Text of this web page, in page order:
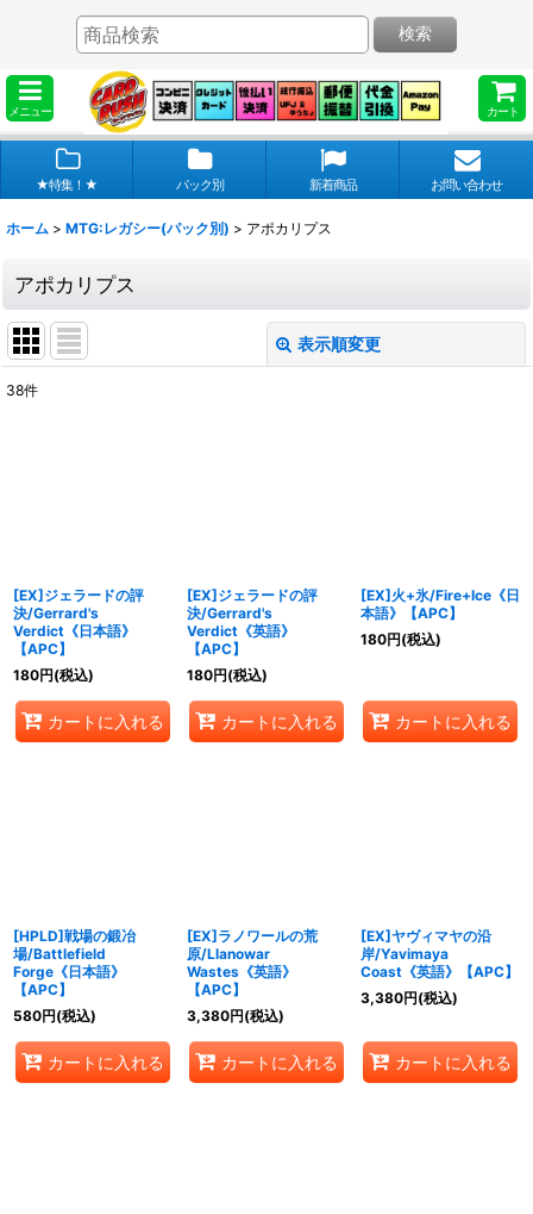
メニュー カート
検索
★特集！★ パック別 新着商品 お問い合わせ
ホーム > MTG:レガシー(パック別) > アポカリプス
アポカリプス
表示順変更
絞り込む
38件
[EX]ジェラードの評
決/Gerrard's
Verdict《日本語》
【APC】
180円(税込)
カートに入れる
[EX]ジェラードの評
決/Gerrard's
Verdict《英語》
【APC】
180円(税込)
カートに入れる
[EX]火+氷/Fire+Ice《日
本語》【APC】
180円(税込)
カートに入れる
[HPLD]戦場の鍛冶
場/Battlefield
Forge《日本語》
【APC】
580円(税込)
カートに入れる
[EX]ラノワールの荒
原/Llanowar
Wastes《英語》
【APC】
3,380円(税込)
カートに入れる
[EX]ヤヴィマヤの沿
岸/Yavimaya
Coast《英語》【APC】
3,380円(税込)
カートに入れる